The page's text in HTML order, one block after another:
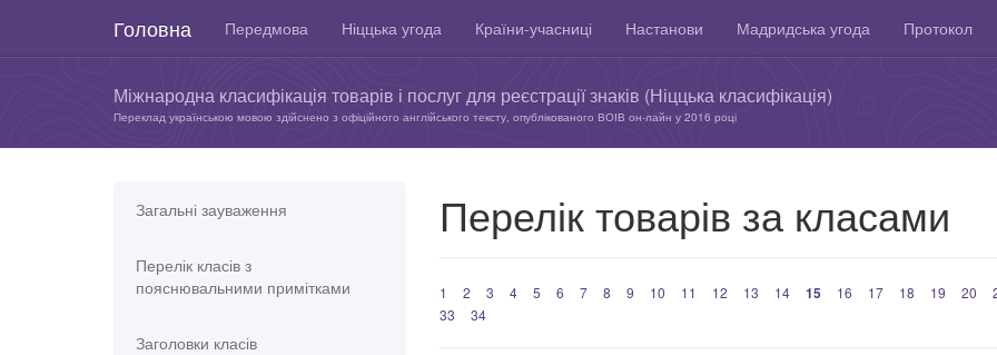
Головна Передмова Ніццька угода Країни-учасниці Настанови Мадридська угода Протокол
Міжнародна класифікація товарів і послуг для реєстрації знаків (Ніццька класифікація)
Переклад українською мовою здійснено з офіційного англійського тексту, опублікованого ВОІВ он-лайн у 2016 році
Загальні зауваження
Перелік класів з
пояснювальними примітками
Заголовки класів
Перелік товарів за класами
1 2 3 4 5 6 7 8 9 10 11 12 13 14 15 16 17 18 19 20
33
34